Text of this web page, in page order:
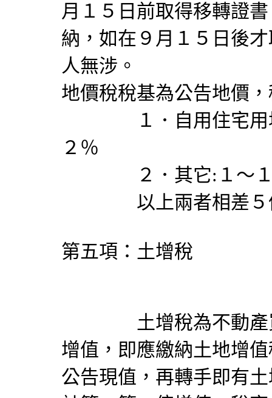
月１５日前取得移轉證
納，如在９月１５日後
人無涉。
地價稅稅基為公告地價
１．自用住宅用地
２％
２．其它:１～１
以上兩者相差５
第五項：土增稅
土增稅為不動產買
增值，即應繳納土地增
公告現值，再轉手即